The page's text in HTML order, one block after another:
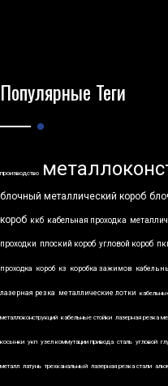
Популярные Теги
производство
блочный металлический короб
короб ккб кабельная проходка
проходки плоский короб угловой короб
проходка короб кз коробка зажимов
лазерная резка металлические лотки
металлоконструкций кабельные стойки лазерная резка
косынки укп узел коммутации привода сталь угловой
металл латунь трехканальный лазерная резка стали